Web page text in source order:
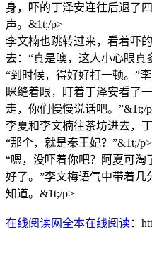
身，吓的丁泽安连往后退了
声。&1t;/p>
李文楠也跳转过来，看着吓
去：“真是噢，这人小心眼真
“到时候，得好好打一顿。”
眯缝着眼，盯着丁泽安看了
走，你们慢慢说话吧。”&1t;/
李夏和李文楠往茶坊进去，
“那个，就是秦王妃？”&1t;/p>
“嗯，没吓着你吧？阿夏可
好了。”李文梅语气中带着
知道。&1t;/p>
在线阅读网全本在线阅读：